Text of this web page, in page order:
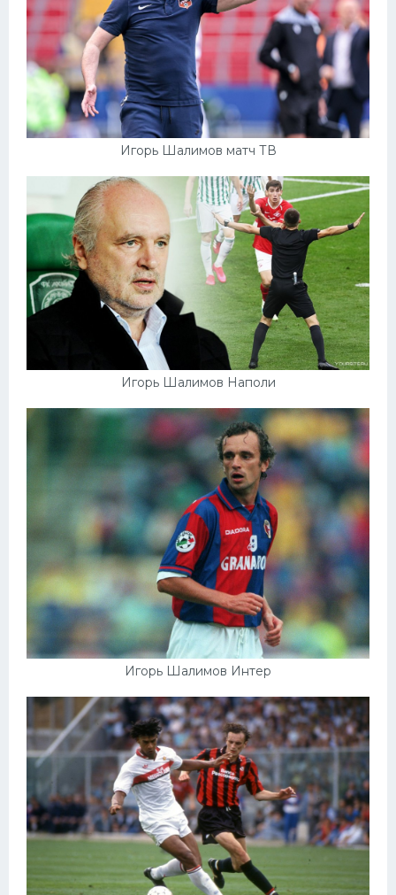
Игорь Шалимов матч ТВ
Игорь Шалимов Наполи
Игорь Шалимов Интер